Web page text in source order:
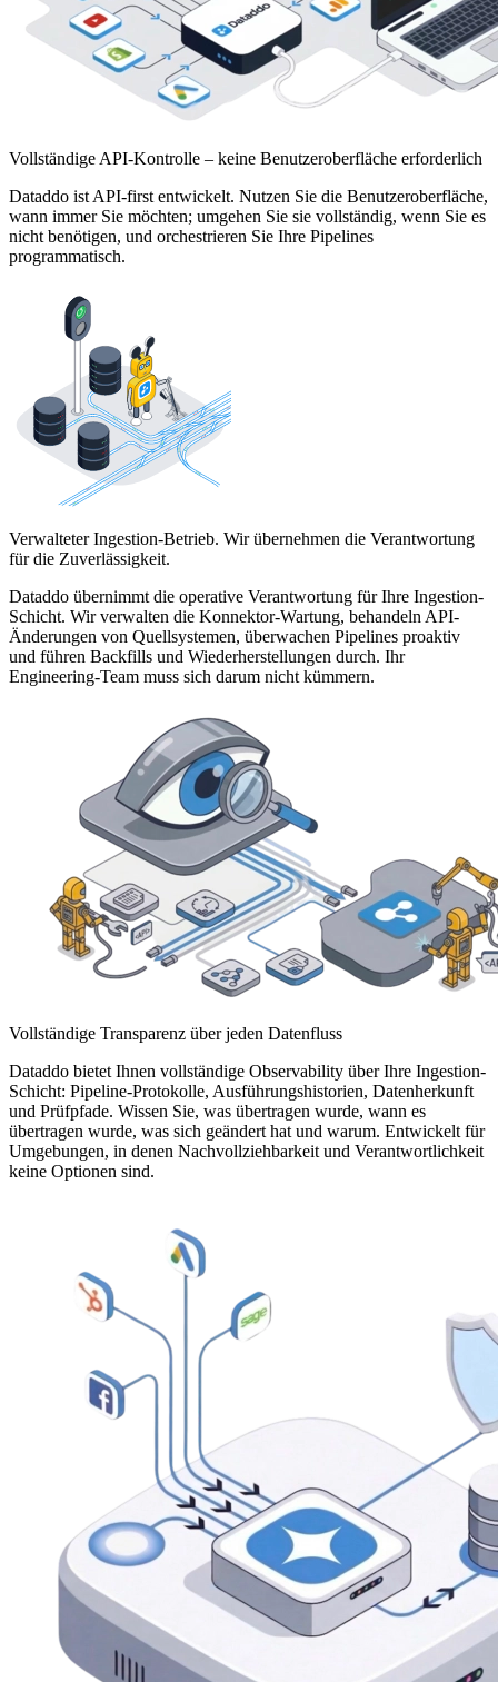
Vollständige API-Kontrolle – keine Benutzeroberfläche erforderlich
Dataddo ist API-first entwickelt. Nutzen Sie die Benutzeroberfläche,
wann immer Sie möchten; umgehen Sie sie vollständig, wenn Sie es
nicht benötigen, und orchestrieren Sie Ihre Pipelines
programmatisch.
Verwalteter Ingestion-Betrieb. Wir übernehmen die Verantwortung
für die Zuverlässigkeit.
Dataddo übernimmt die operative Verantwortung für Ihre Ingestion-
Schicht. Wir verwalten die Konnektor-Wartung, behandeln API-
Änderungen von Quellsystemen, überwachen Pipelines proaktiv
und führen Backfills und Wiederherstellungen durch. Ihr
Engineering-Team muss sich darum nicht kümmern.
Vollständige Transparenz über jeden Datenfluss
Dataddo bietet Ihnen vollständige Observability über Ihre Ingestion-
Schicht: Pipeline-Protokolle, Ausführungshistorien, Datenherkunft
und Prüfpfade. Wissen Sie, was übertragen wurde, wann es
übertragen wurde, was sich geändert hat und warum. Entwickelt für
Umgebungen, in denen Nachvollziehbarkeit und Verantwortlichkeit
keine Optionen sind.